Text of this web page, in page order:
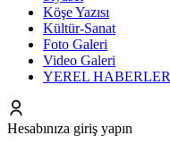
Köşe Yazısı
Kültür-Sanat
Foto Galeri
Video Galeri
YEREL HABERLER
Hesabınıza giriş yapın